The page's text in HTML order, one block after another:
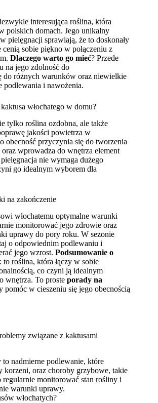
interesująca roślina, która
polskich domach. Jego unikalny
pielęgnacji sprawiają, że to doskonały
sobie piękno w połączeniu z
Dlaczego warto go mieć? Przede
na jego zdolność do
do różnych warunków oraz niewielkie
podlewania i nawożenia.
włochatego w domu?
tylko roślina ozdobna, ale także
jakości powietrza w
obecność przyczynia się do tworzenia
wprowadza do wnętrza element
nie wymaga dużego
go idealnym wyborem dla
na zakończenie
włochatemu optymalne warunki
monitorować jego zdrowie oraz
uprawy do pory roku. W sezonie
o odpowiednim podlewaniu i
jego wzrost. Podsumowanie o
: to roślina, która łączy w sobie
co czyni ją idealnym
wnętrza. To proste porady na
pomóc w cieszeniu się jego obecnością
związane z kaktusami
to nadmierne podlewanie, które
korzeni, oraz choroby grzybowe, takie
regularnie monitorować stan rośliny i
warunki uprawy.
włochatych?